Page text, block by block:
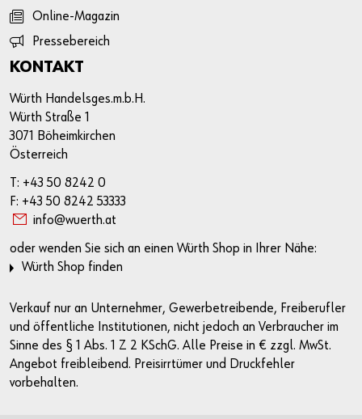
Online-Magazin
Pressebereich
KONTAKT
Würth Handelsges.m.b.H.
Würth Straße 1
3071 Böheimkirchen
Österreich
T: +43 50 8242 0
F: +43 50 8242 53333
info@wuerth.at
oder wenden Sie sich an einen Würth Shop in Ihrer Nähe:
Würth Shop finden
Verkauf nur an Unternehmer, Gewerbetreibende, Freiberufler
und öffentliche Institutionen, nicht jedoch an Verbraucher im
Sinne des § 1 Abs. 1 Z 2 KSchG. Alle Preise in € zzgl. MwSt.
Angebot freibleibend. Preisirrtümer und Druckfehler
vorbehalten.